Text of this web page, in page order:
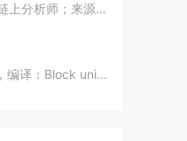
作者：余烬，知名链上分析师；来源：X，@EmberCN嘿，有意思哈。一个人花 $440万买了够治理投票通过阈值的$BONK代币，然后发起治理攻击提案并投票，把BONK财库里价值$2120万的$BONK给掏走了。具体情况：1. 先发起治理提案...
作者：Thejaswini，编译：Block unicorn你能否抛开现有的银行，从零开始重新打造一家银行？利用当今的技术，一切推倒重来。在这个过程中，你还会设立实体网点吗？还会使用纸币吗？还需要在表格上亲笔签名（即“湿墨签名”），并经过见...